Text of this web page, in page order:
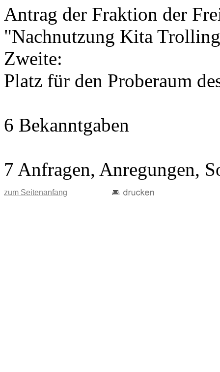
Antrag der Fraktion der
"Nachnutzung Kita
Zweite:
Platz für den Proberaum
6 Bekanntgaben
7 Anfragen, Anregungen,
zum Seitenanfang